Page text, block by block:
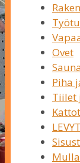
Ovet
Piha
Tiilet
LEVYT